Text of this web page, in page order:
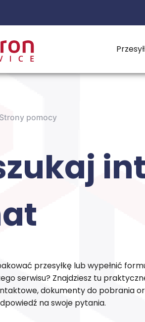
Strony pomocy
przesyłkę lub wypełnić
serwisu? Znajdziesz tu
dokumenty do pobrania
na swoje pytania.